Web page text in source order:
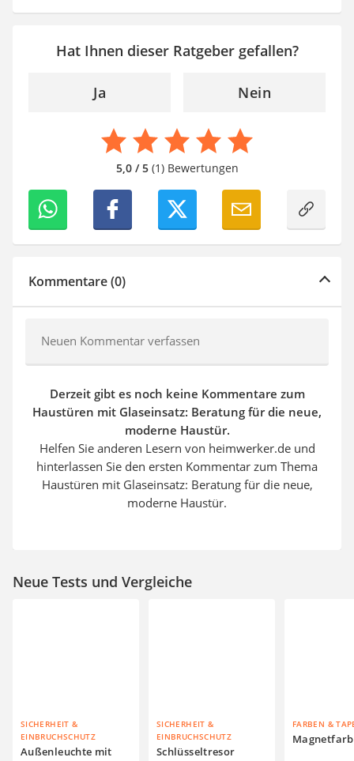
Hat Ihnen dieser Ratgeber gefallen?
Ja Nein
5,0 / 5(1) Bewertungen
Kommentare (0)
Neuen Kommentar verfassen
Derzeit gibt es noch keine Kommentare zum
Haustüren mit Glaseinsatz: Beratung für die neue,
moderne Haustür.
Helfen Sie anderen Lesern von heimwerker.de und
hinterlassen Sie den ersten Kommentar zum Thema
Haustüren mit Glaseinsatz: Beratung für die neue,
moderne Haustür.
Neue Tests und Vergleiche
SICHERHEIT &
EINBRUCHSCHUTZ
Außenleuchte mit
SICHERHEIT &
EINBRUCHSCHUTZ
Schlüsseltresor
FARBEN &